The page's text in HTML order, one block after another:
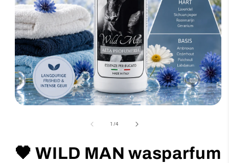
1
dans
1 /de
4
🖤 WILD MAN wasparfum